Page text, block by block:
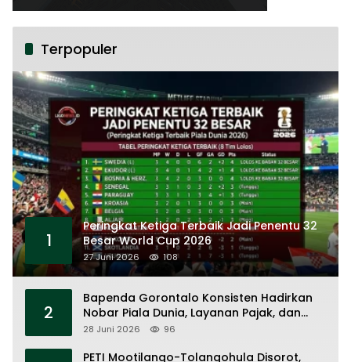
Terpopuler
1
Peringkat Ketiga Terbaik Jadi Penentu 32
Besar World Cup 2026
27 Juni 2026 108
2
Bapenda Gorontalo Konsisten Hadirkan
Nobar Piala Dunia, Layanan Pajak, dan
Ruang UMKM
28 Juni 2026 96
PETI Mootilango-Tolangohula Disorot,